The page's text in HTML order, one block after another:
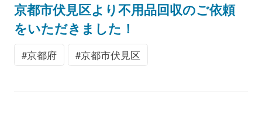
京都市伏見区より不用品回収のご依頼
をいただきました！
京都府 京都市伏見区